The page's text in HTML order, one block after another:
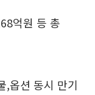
억원 등 총
,옵션 동시 만기